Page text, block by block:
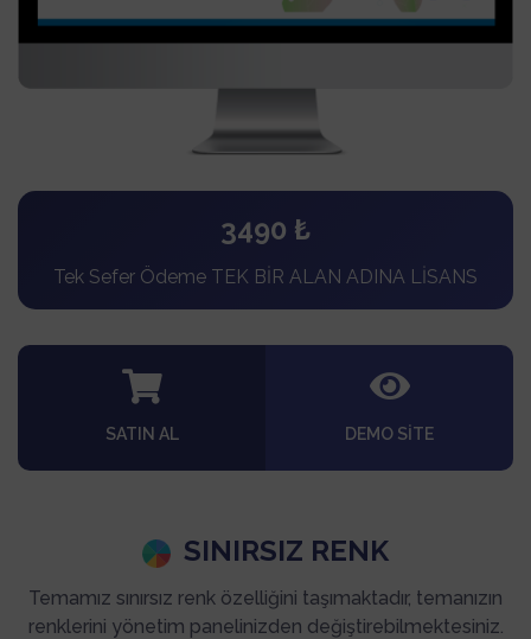
3490 ₺
Tek Sefer Ödeme TEK BİR ALAN ADINA LİSANS
SATIN AL DEMO SITE
SINIRSIZ RENK
Temamız sınırsız renk özelliğini taşımaktadır, temanızın
renklerini yönetim panelinizden değiştirebilmektesiniz.